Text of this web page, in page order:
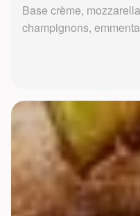
Base crème,
champignons,